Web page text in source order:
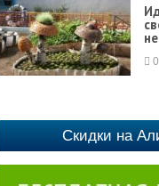
0
Скидки на